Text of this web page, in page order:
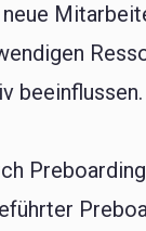
beeinflussen.